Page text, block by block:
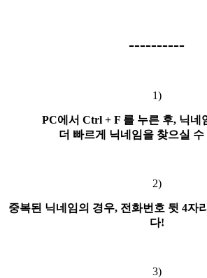
----------
1)
PC에서 Ctrl + F 를 누른 후, 닉네
더 빠르게 닉네임을 찾으실
2)
중복된 닉네임의 경우, 전화번호 뒷 4자
다!
3)